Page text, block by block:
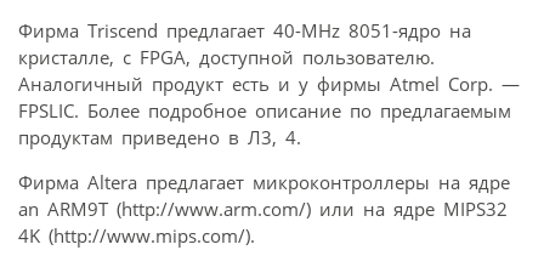
Фирма Triscend предлагает 40-MHz 8051-ядро на
кристалле, с FPGA, доступной пользователю.
Аналогичный продукт есть и у фирмы Atmel Corp. —
FPSLIC. Более подробное описание по предлагаемым
продуктам приведено в Л3, 4.
Фирма Altera предлагает микроконтроллеры на ядре
an ARM9T (http://www.arm.com/) или на ядре MIPS32
4K (http://www.mips.com/).